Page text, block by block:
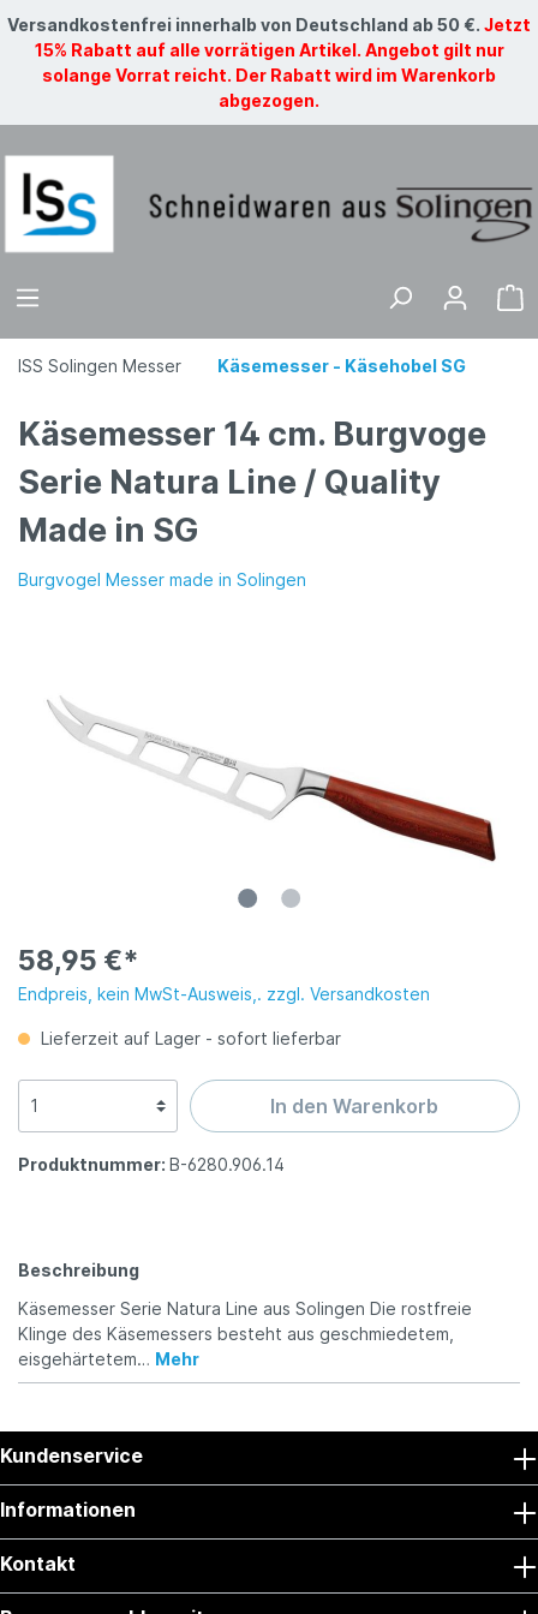
Versandkostenfrei innerhalb von Deutschland ab 50 €. Jetzt
15% Rabatt auf alle vorrätigen Artikel. Angebot gilt nur
solange Vorrat reicht. Der Rabatt wird im Warenkorb
abgezogen.
ISS Solingen Messer Käsemesser - Käsehobel SG
Käsemesser 14 cm. Burgvoge
Serie Natura Line / Quality
Made in SG
Burgvogel Messer made in Solingen
58,95 €*
Endpreis, kein MwSt-Ausweis,. zzgl. Versandkosten
Lieferzeit auf Lager - sofort lieferbar
In den Warenkorb
Produktnummer: B-6280.906.14
Beschreibung
Käsemesser Serie Natura Line aus Solingen Die rostfreie
Klinge des Käsemessers besteht aus geschmiedetem,
eisgehärtetem… Mehr
Kundenservice
Informationen
Kontakt